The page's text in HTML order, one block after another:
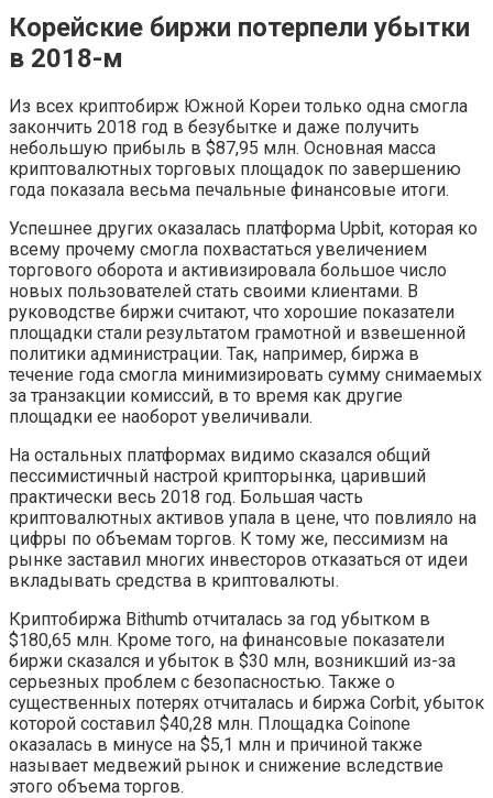
Корейские биржи потерпели убытки
в 2018-м
Из всех криптобирж Южной Кореи только одна смогла
закончить 2018 год в безубытке и даже получить
небольшую прибыль в $87,95 млн. Основная масса
криптовалютных торговых площадок по завершению
года показала весьма печальные финансовые итоги.
Успешнее других оказалась платформа Upbit, которая ко
всему прочему смогла похвастаться увеличением
торгового оборота и активизировала большое число
новых пользователей стать своими клиентами. В
руководстве биржи считают, что хорошие показатели
площадки стали результатом грамотной и взвешенной
политики администрации. Так, например, биржа в
течение года смогла минимизировать сумму снимаемых
за транзакции комиссий, в то время как другие
площадки ее наоборот увеличивали.
На остальных платформах видимо сказался общий
пессимистичный настрой крипторынка, царивший
практически весь 2018 год. Большая часть
криптовалютных активов упала в цене, что повлияло на
цифры по объемам торгов. К тому же, пессимизм на
рынке заставил многих инвесторов отказаться от идеи
вкладывать средства в криптовалюты.
Криптобиржа Bithumb отчиталась за год убытком в
$180,65 млн. Кроме того, на финансовые показатели
биржи сказался и убыток в $30 млн, возникший из-за
серьезных проблем с безопасностью. Также о
существенных потерях отчиталась и биржа Corbit, убыток
которой составил $40,28 млн. Площадка Coinone
оказалась в минусе на $5,1 млн и причиной также
называет медвежий рынок и снижение вследствие
этого объема торгов.